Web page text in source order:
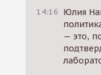
14:16 Юлия
— это,